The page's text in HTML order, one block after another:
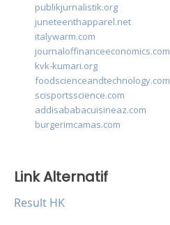
publikjurnalistik.org
juneteenthapparel.net
italywarm.com
journaloffinanceeconomics.com
kvk-kumari.org
foodscienceandtechnology.com
scisportsscience.com
addisababacuisineaz.com
burgerimcamas.com
Link Alternatif
Result HK